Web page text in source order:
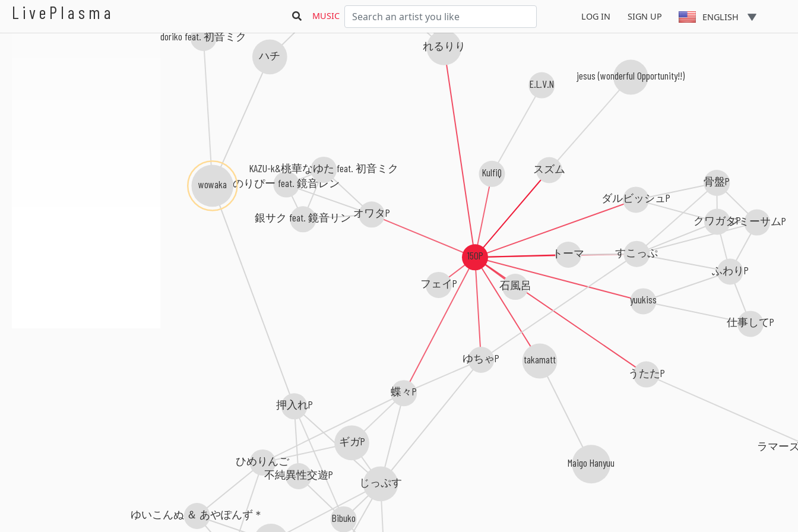
LivePlasma MUSIC LOG IN SIGN UP ENGLISH
150P トーマ
スズム
れるりり
うたたP
ダルビッシュP
takamatt
石風呂
yuukiss
ゆちゃP
蝶々P
KulfiQ
フェイP
オワタP
銀サク feat. 鏡音リン
じっぷす
仕事してP
すこっぷ
jesus (wonderful Opportunity!!)
ギガP
ラマー
ひめりんご
E.L.V.N
Maigo Hanyuu
ふわりP
Bibuko
不純異性交遊P
クワガタP
ゆいこんぬ ＆ あやぽんず＊
のりぴー feat. 鏡音レン
ジミーサムP
ハチ
KAZU-k&桃華なゆた feat. 初音ミク
doriko feat. 初音ミク
骨盤P
wowaka
押入れP
150P